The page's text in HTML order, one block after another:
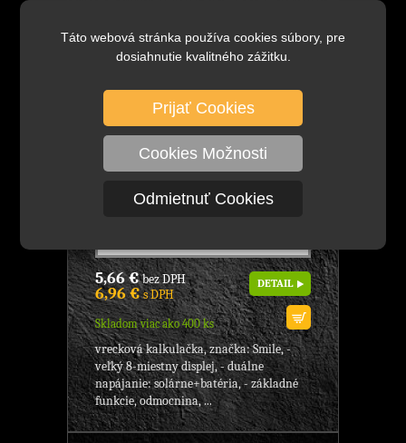
Táto webová stránka používa cookies súbory, pre
dosiahnutie kvalitného zážitku.
Prijať Cookies
Cookies Možnosti
Odmietnuť Cookies
CD-801 Elektr. kalkulačka vrecková
oranž, Značka: Smile, veľký displej,
POTREBY
5,66 €bez DPH
6,96 €s DPH
Skladom viac ako 400 ks
DETAIL
vrecková kalkulačka, značka: Smile, -
veľký 8-miestny displej, - duálne
napájanie: solárne+batéria, - základné
funkcie, odmocnina, ...